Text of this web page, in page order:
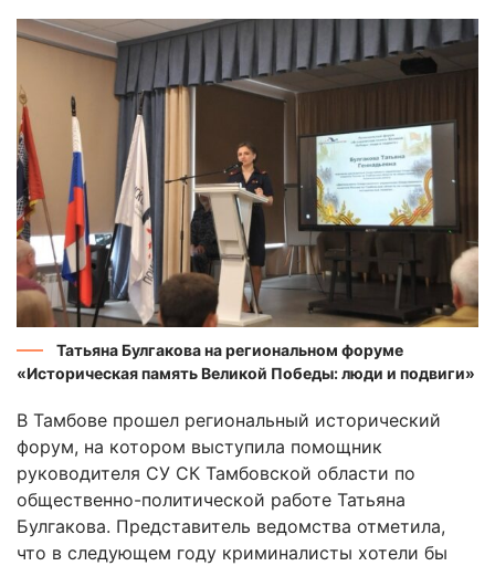
Татьяна Булгакова на региональном форуме
«Историческая память Великой Победы: люди и подвиги»
В Тамбове прошел региональный исторический
форум, на котором выступила помощник
руководителя СУ СК Тамбовской области по
общественно-политической работе Татьяна
Булгакова. Представитель ведомства отметила,
что в следующем году криминалисты хотели бы